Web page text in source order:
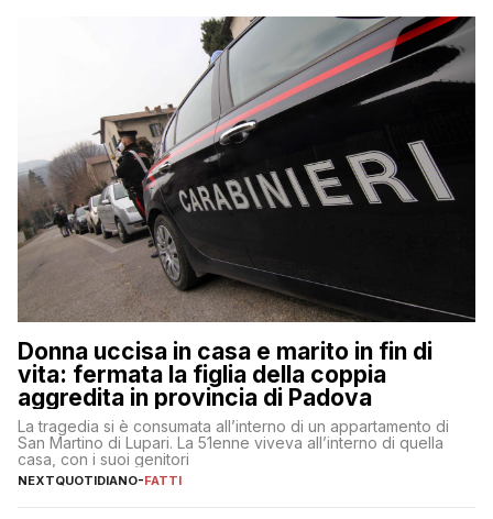
Donna uccisa in casa e marito in fin di
vita: fermata la figlia della coppia
aggredita in provincia di Padova
La tragedia si è consumata all’interno di un appartamento di
San Martino di Lupari. La 51enne viveva all’interno di quella
casa, con i suoi genitori
NEXTQUOTIDIANO-FATTI